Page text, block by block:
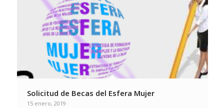
Solicitud de Becas del Esfera Mujer
15 enero, 2019